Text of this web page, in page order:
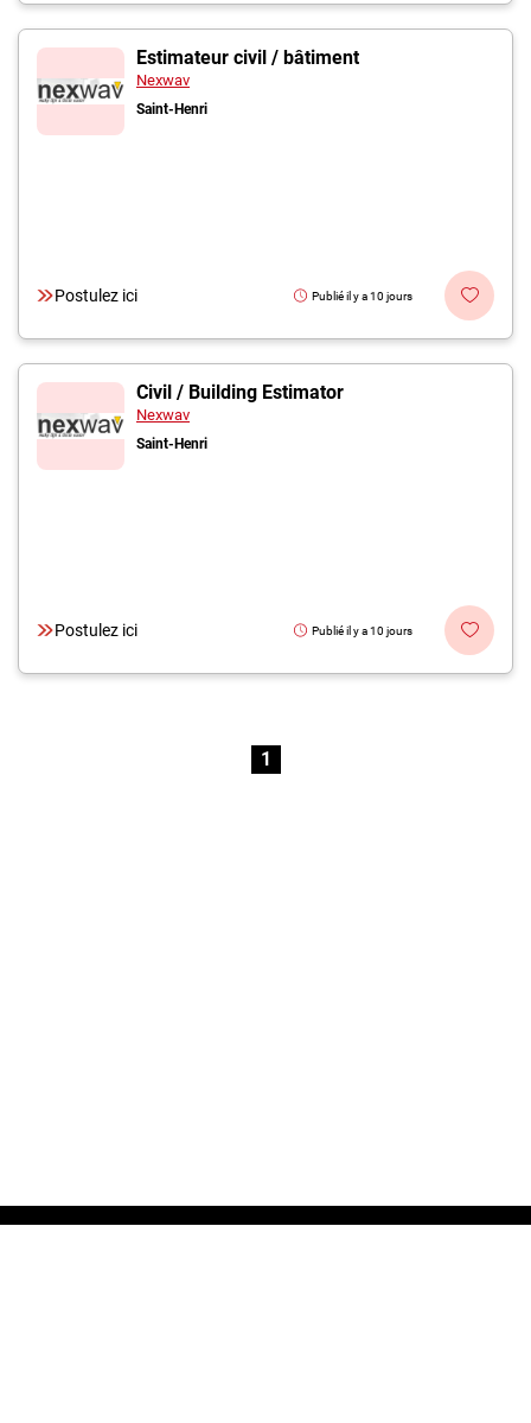
Estimateur civil / bâtiment
Nexwav
Saint-Henri
Postulez ici Publié il y a 10 jours
Civil / Building Estimator
Nexwav
Saint-Henri
Postulez ici Publié il y a 10 jours
1